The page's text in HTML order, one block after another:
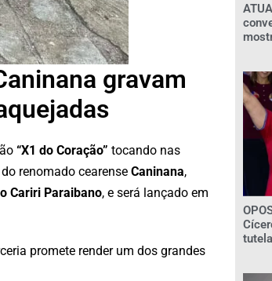
gravam
“X1 do Coração” tocando nas
renomado cearense Caninana,
Cariri Paraibano, e será lançado em
promete render um dos grandes